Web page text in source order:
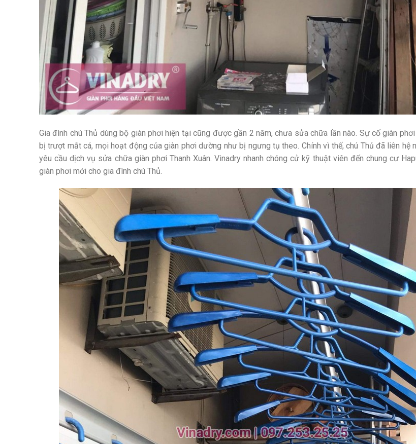
Gia đình chú Thủ dùng bộ giàn phơi hiện tại cũng được gần 2 năm, chưa sửa chữa lần nào. Sự cố giàn
bị trượt mắt cá, mọi hoạt động của giàn phơi dường như bị ngưng tụ theo. Chính vì thế, chú Thủ đã liên hệ
yêu cầu dịch vụ sửa chữa giàn phơi Thanh Xuân. Vinadry nhanh chóng cử kỹ thuật viên đến chung cư
giàn phơi mới cho gia đình chú Thủ.